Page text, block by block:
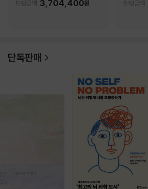
펀딩금액 3,704,400원 펀딩금액
단독판매